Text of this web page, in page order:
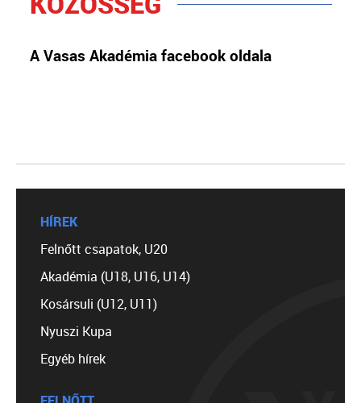
A Vasas Akadémia facebook oldala
HÍREK
Felnőtt csapatok, U20
Akadémia (U18, U16, U14)
Kosársuli (U12, U11)
Nyuszi Kupa
Egyéb hírek